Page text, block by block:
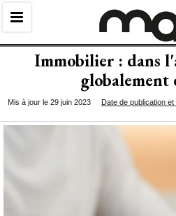
Immobilier : dans
globalement
Mis à jour le 29 juin 2023 Date de publication et